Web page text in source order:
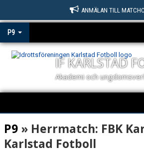
ANMÄLAN TILL
P9
IF KARLSTAD
Akademi och
HEM
NYHETER
P9 » Herrmatch: FBK
Karlstad Fotboll